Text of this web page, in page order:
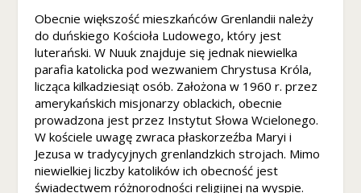
Obecnie większość mieszkańców Grenlandii należy
do duńskiego Kościoła Ludowego, który jest
luterański. W Nuuk znajduje się jednak niewielka
parafia katolicka pod wezwaniem Chrystusa Króla,
licząca kilkadziesiąt osób. Założona w 1960 r. przez
amerykańskich misjonarzy oblackich, obecnie
prowadzona jest przez Instytut Słowa Wcielonego.
W kościele uwagę zwraca płaskorzeźba Maryi i
Jezusa w tradycyjnych grenlandzkich strojach. Mimo
niewielkiej liczby katolików ich obecność jest
świadectwem różnorodności religijnej na wyspie.
r
o
n
a
in
te
r
n
et
o
w